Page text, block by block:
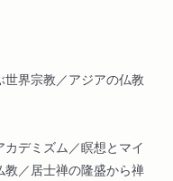
界宗教／アジアの仏教
デミズム／瞑想とマイ
／居士禅の隆盛から禅